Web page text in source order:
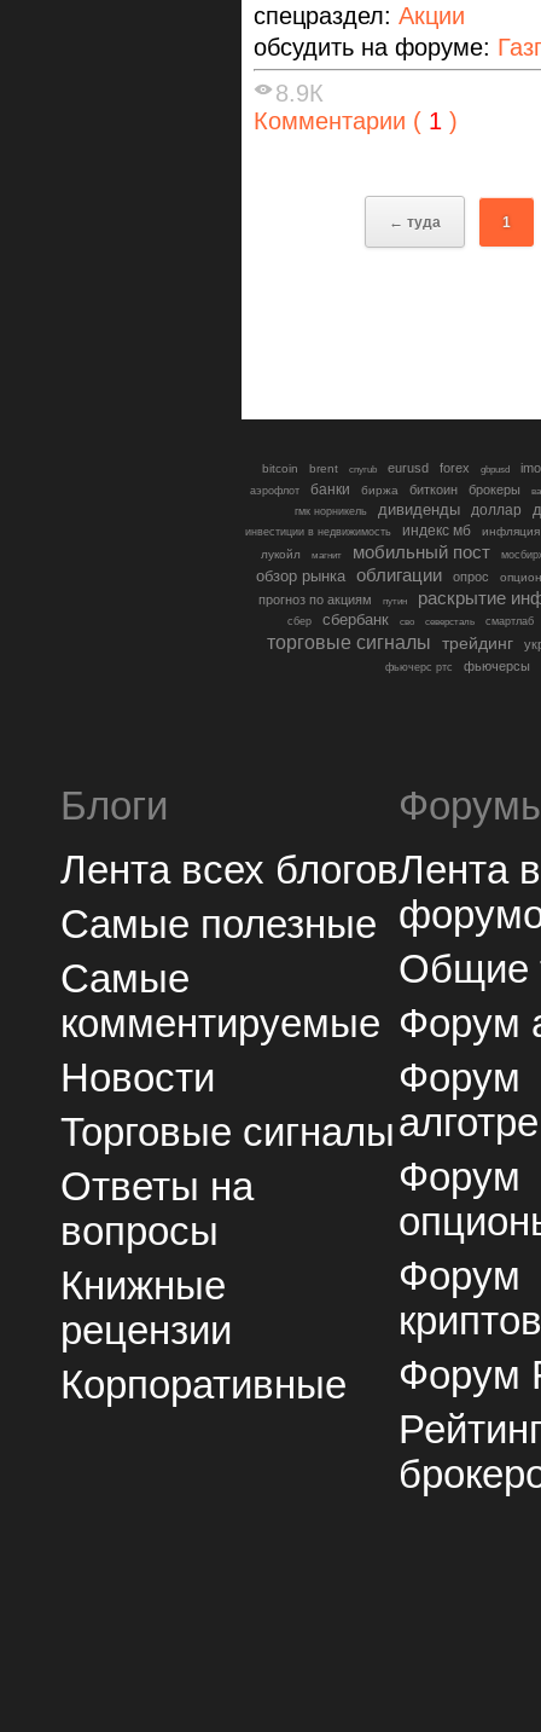
спецраздел: Акции
обсудить на форуме:
8.9К
Комментарии ( 1 )
← туда 1
bitcoin brent cnyrub eurusd forex gbpusd
аэрофлот банки биржа биткоин брокеры
гмк норникель
дивиденды доллар
инвестиции в недвижимость индекс мб
инфляция
лукойл
магнит мобильный пост
обзор рынка облигации опрос
прогноз по акциям путин раскрытие
сбер сбербанк сво северсталь смартлаб
торговые сигналы трейдинг
фьючерс ртс фьючерсы
Блоги
Лента всех блогов
Самые полезные
Самые
комментируемые
Новости
Торговые сигналы
Ответы на
вопросы
Книжные
рецензии
Корпоративные
Лента
Общие
Форум
Форум
Форум
Форум
Форум